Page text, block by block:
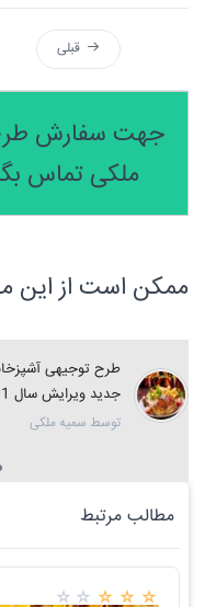
قبلی
جهت سفارش
ملکی تماس
ممکن است از این
طرح توجیهی
جدید ویرایش سال 1401
توسط سمیه ملکی
مطالب مرتبط